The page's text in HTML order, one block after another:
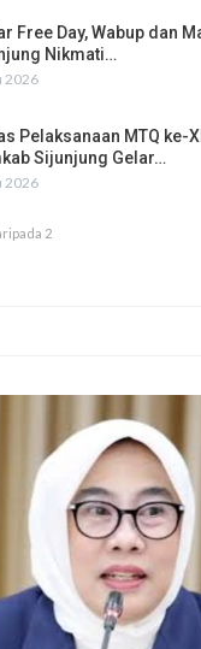
Free Day, Wabup dan
Nikmati…
2026
Pelaksanaan MTQ ke-
Sijunjung Gelar…
2026
2